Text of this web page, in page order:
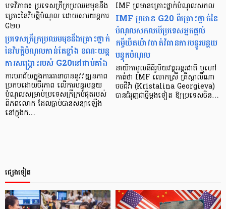
បទវិភាគ៖ ប្រទេសក្រីក្រប្រឈមមុខនឹង
គ្រោះនៃវិបត្តិបំណុល ដោយសារយន្តការ
G២០
ប្រទេសក្រីក្រប្រឈមមុខនឹងគ្រោះថ្នាក់
នៃវិបត្តិបំណុលកាន់តែខ្លាំង ខណៈយន្ដ
ការសង្គ្រោះរបស់ G20នៅជាប់គាំង
ការបរាជ័យក្នុងការធានាបាននូវវឌ្ឍនភាព
ប្រកបដោយចីរភាព លើការបន្ធូរបន្ថយ
បំណុលសម្រាប់ប្រទេសក្រីក្របំផុតរបស់
ពិភពលោក ដែលធ្លាប់បានសន្យាឡើង
នៅក្នុងក…
IMF ព្រមានគ្រោះថ្នាក់បំណុលសកល
IMF ព្រមាន G20 ពីគ្រោះថ្នាក់នៃ
បំណុលសកលបើប្រទេសអ្នកផ្តល់
កម្ចីយឺតយ៉ាវចាត់វិធានការបន្ធូរបន្ថយ
បន្ទុកបំណុល
នាយិកាមូលនិធិរូបិយវត្ថុអន្តរជាតិ ឬហៅ
កាត់ថា IMF លោកស្រី គ្រីស្តាលីណា
ចចជីវ៉ា (Kristalina Georgieva)
បានជំរុញជាថ្មីម្ដងទៀត ឱ្យប្រទេសចិន…
ផ្សេងទៀត